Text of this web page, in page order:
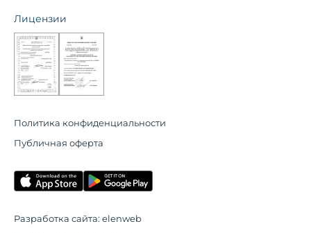
Лицензии
Политика конфиденциальности
Публичная оферта
Разработка сайта: elenweb